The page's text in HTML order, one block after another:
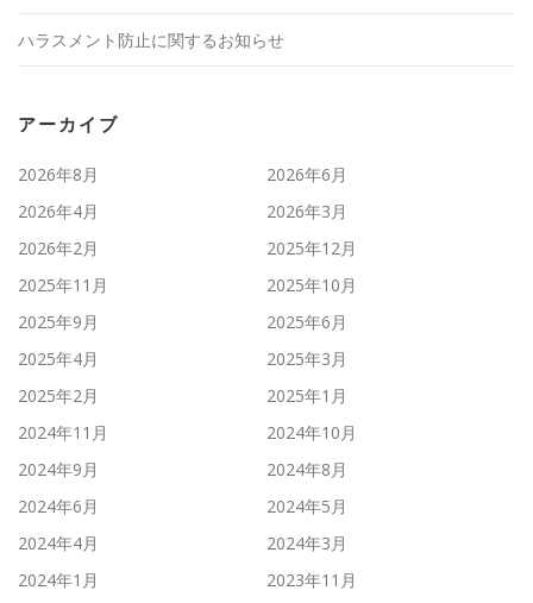
ハラスメント防止に関するお知らせ
アーカイブ
2026年8月
2026年6月
2026年4月
2026年3月
2026年2月
2025年12月
2025年11月
2025年10月
2025年9月
2025年6月
2025年4月
2025年3月
2025年2月
2025年1月
2024年11月
2024年10月
2024年9月
2024年8月
2024年6月
2024年5月
2024年4月
2024年3月
2024年1月
2023年11月